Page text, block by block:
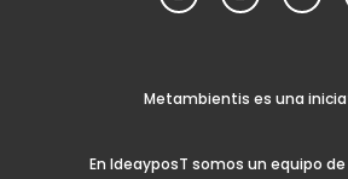
Metambientis es una
En IdeayposT somos un equipo